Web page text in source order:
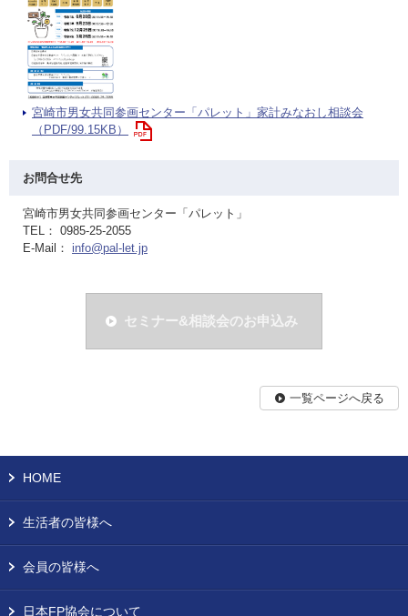
宮崎市男女共同参画センター「パレット」家計みなおし相談会
（PDF/99.15KB）
お問合せ先
宮崎市男女共同参画センター「パレット」
TEL： 0985-25-2055
E-Mail： info@pal-let.jp
セミナー&相談会のお申込み
一覧ページへ戻る
HOME
生活者の皆様へ
会員の皆様へ
日本FP協会について